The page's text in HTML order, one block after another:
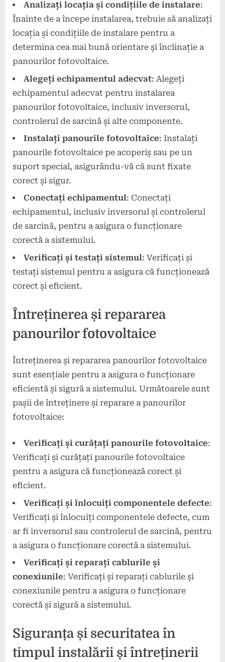
Analizați locația și condițiile de instalare:
Înainte de a începe instalarea, trebuie să analizați
locația și condițiile de instalare pentru a
determina cea mai bună orientare și înclinație a
panourilor fotovoltaice.
Alegeți echipamentul adecvat: Alegeți
echipamentul adecvat pentru instalarea
panourilor fotovoltaice, inclusiv inversorul,
controlerul de sarcină și alte componente.
Instalați panourile fotovoltaice: Instalați
panourile fotovoltaice pe acoperiș sau pe un
suport special, asigurându-vă că sunt fixate
corect și sigur.
Conectați echipamentul: Conectați
echipamentul, inclusiv inversorul și controlerul
de sarcină, pentru a asigura o funcționare
corectă a sistemului.
Verificați și testați sistemul: Verificați și
testați sistemul pentru a asigura că funcționează
corect și eficient.
Întreținerea și repararea
panourilor fotovoltaice
Întreținerea și repararea panourilor fotovoltaice
sunt esențiale pentru a asigura o funcționare
eficientă și sigură a sistemului. Următoarele sunt
pașii de întreținere și reparare a panourilor
fotovoltaice:
Verificați și curățați panourile fotovoltaice:
Verificați și curățați panourile fotovoltaice
pentru a asigura că funcționează corect și
eficient.
Verificați și înlocuiți componentele defecte:
Verificați și înlocuiți componentele defecte, cum
ar fi inversorul sau controlerul de sarcină, pentru
a asigura o funcționare corectă a sistemului.
Verificați și reparați cablurile și
conexiunile: Verificați și reparați cablurile și
conexiunile pentru a asigura o funcționare
corectă și sigură a sistemului.
Siguranța și securitatea în
timpul instalării și întreținerii